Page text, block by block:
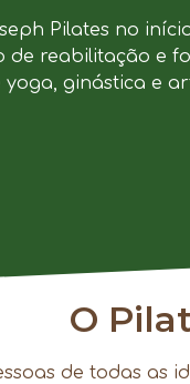
Pilates no início
de reabilitação e
ginástica e
O
de todas as